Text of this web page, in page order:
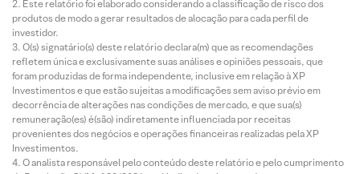
Este relatório foi elaborado considerando a classificação de risco dos
produtos de modo a gerar resultados de alocação para cada perfil de
investidor.
O(s) signatário(s) deste relatório declara(m) que as recomendações
refletem única e exclusivamente suas análises e opiniões pessoais, que
foram produzidas de forma independente, inclusive em relação à XP
Investimentos e que estão sujeitas a modificações sem aviso prévio em
decorrência de alterações nas condições de mercado, e que sua(s)
remuneração(es) é(são) indiretamente influenciada por receitas
provenientes dos negócios e operações financeiras realizadas pela XP
Investimentos.
O analista responsável pelo conteúdo deste relatório e pelo cumprimento